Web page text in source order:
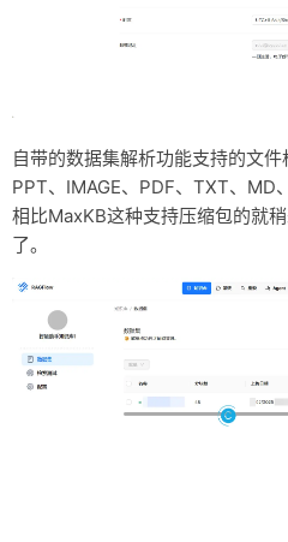
自带的数据集解析功能支持的文件
PPT、IMAGE、PDF、TXT、MD
相比MaxKB这种支持压缩包的就
了。